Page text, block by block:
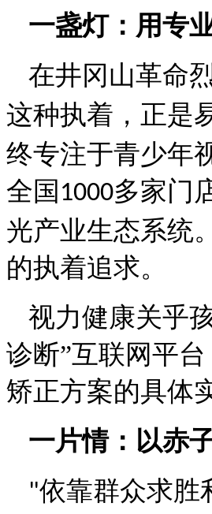
一盏灯：用专
在井冈山革命
这种执着，正是
终专注于青少年
全国 1000多家门
光产业生态系统
的执着追求。
视力健康关乎
诊断”互联网平
矫正方案的具体
一片情：以赤
"依靠群众求胜